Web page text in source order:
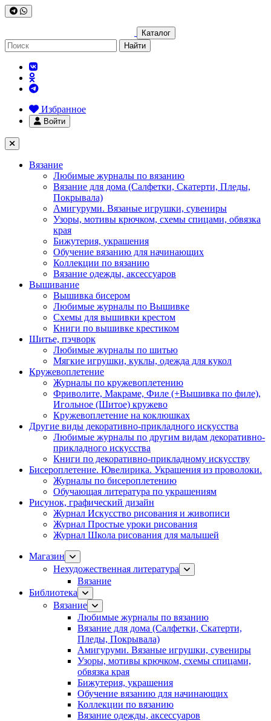
Каталог
Найти
Избранное
Войти
Вязание
Любимые журналы по вязанию
Вязание для дома (Салфетки, Скатерти, Пледы,
Покрывала)
Амигуруми. Вязаные игрушки, сувениры
Узоры, мотивы крючком, схемы спицами, обвязка
края
Бижутерия, украшения
Обучение вязанию для начинающих
Коллекции по вязанию
Вязание одежды, аксессуаров
Вышивание
Вышивка бисером
Любимые журналы по Вышивке
Схемы для вышивки крестом
Книги по вышивке крестиком
Шитье, пэчворк
Любимые журналы по шитью
Мягкие игрушки, куклы, одежда для кукол
Кружевоплетение
Журналы по кружевоплетению
Фриволите, Макраме, Филе (+Вышивка по филе),
Игольное (Шитое) кружево
Кружевоплетение на коклюшках
Другие виды декоративно-прикладного искусства
Любимые журналы по другим видам декоративно-
прикладного искусства
Книги по декоративно-прикладному искусству
Бисероплетение. Ювелирика. Украшения из проволоки.
Журналы по бисероплетению
Обучающая литература по украшениям
Рисунок, графический дизайн
Журнал Искусство рисования и живописи
Журнал Простые уроки рисования
Журнал Школа рисования для малышей
Магазин
Нехудожественная литература
Вязание
Библиотека
Вязание
Любимые журналы по вязанию
Вязание для дома (Салфетки, Скатерти,
Пледы, Покрывала)
Амигуруми. Вязаные игрушки, сувениры
Узоры, мотивы крючком, схемы спицами,
обвязка края
Бижутерия, украшения
Обучение вязанию для начинающих
Коллекции по вязанию
Вязание одежды, аксессуаров